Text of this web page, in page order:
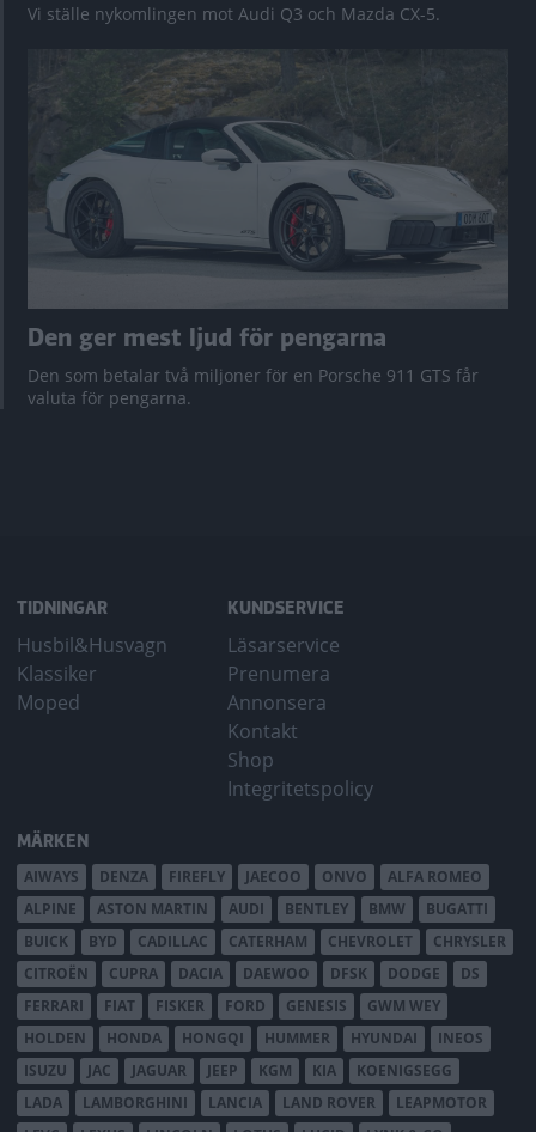
Vi ställe nykomlingen mot Audi Q3 och Mazda CX-5.
Den ger mest ljud för pengarna
Den som betalar två miljoner för en Porsche 911 GTS får
valuta för pengarna.
TIDNINGAR
Husbil&Husvagn
Klassiker
Moped
KUNDSERVICE
Läsarservice
Prenumera
Annonsera
Kontakt
Shop
Integritetspolicy
MÄRKEN
AIWAYS DENZA FIREFLY JAECOO ONVO
ALFA ROMEO
ALPINE
ASTON MARTIN AUDI BENTLEY BMW
BUGATTI
BUICK
BYD CADILLAC CATERHAM CHEVROLET
CHRYSLER
CITROËN
CUPRA DACIA DAEWOO DFSK DODGE
DS
FERRARI
FIAT FISKER FORD GENESIS
GWM WEY
HOLDEN
HONDA HONGQI HUMMER HYUNDAI
INEOS
ISUZU
JAC JAGUAR JEEP KGM KIA
KOENIGSEGG
LADA
LAMBORGHINI LANCIA LAND ROVER
LEAPMOTOR